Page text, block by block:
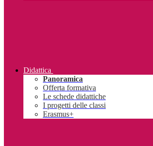
Didattica
Panoramica
Offerta formativa
Le schede didattiche
I progetti delle classi
Erasmus+